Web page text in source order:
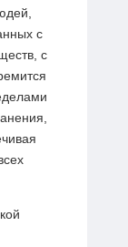
с
с